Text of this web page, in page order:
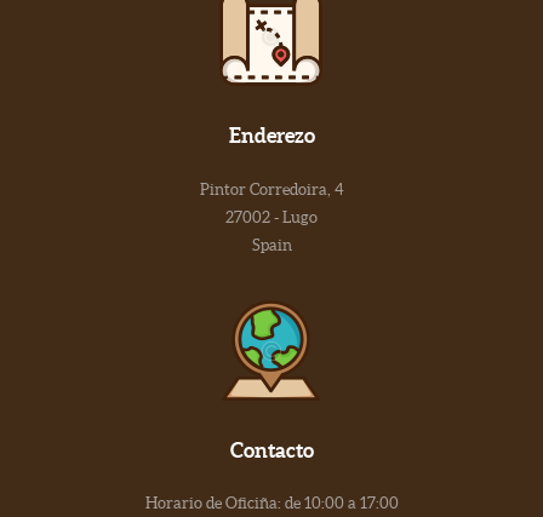
Enderezo
Pintor Corredoira, 4
27002 - Lugo
Spain
Contacto
Horario de Oficiña: de 10:00 a 17:00